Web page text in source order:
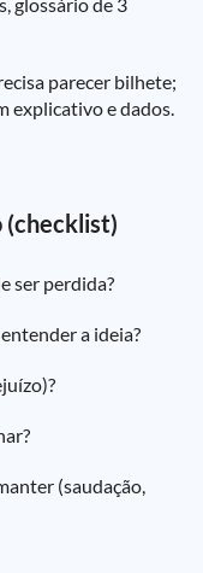
parecer bilhete;
explicativo e dados.
(checklist)
ser perdida?
a ideia?
(saudação,